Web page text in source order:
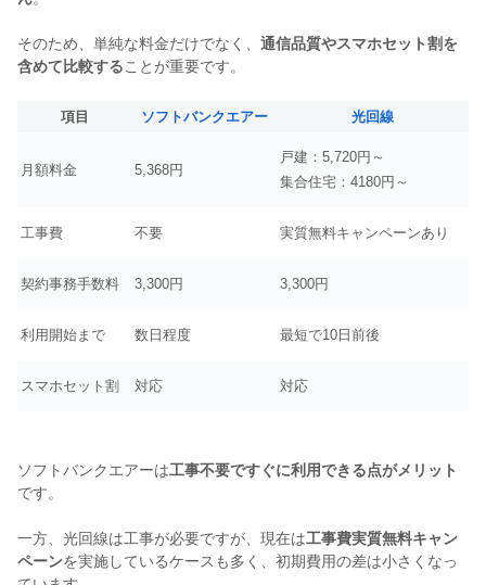
そのため、単純な料金だけでなく、 通信品質やスマホセット割を
含めて比較することが重要です。
項目 ソフトバンクエアー 光回線
月額料金 5,368円
戸建：5,720円～
集合住宅：4180円～
工事費 不要 実質無料キャンペーンあり
契約事務手数料 3,300円 3,300円
利用開始まで 数日程度 最短で10日前後
スマホセット割 対応 対応
ソフトバンクエアーは工事不要ですぐに利用できる点がメリット
です。
一方、光回線は工事が必要ですが、現在は工事費実質無料キャン
ペーンを実施しているケースも多く、初期費用の差は小さくなっ